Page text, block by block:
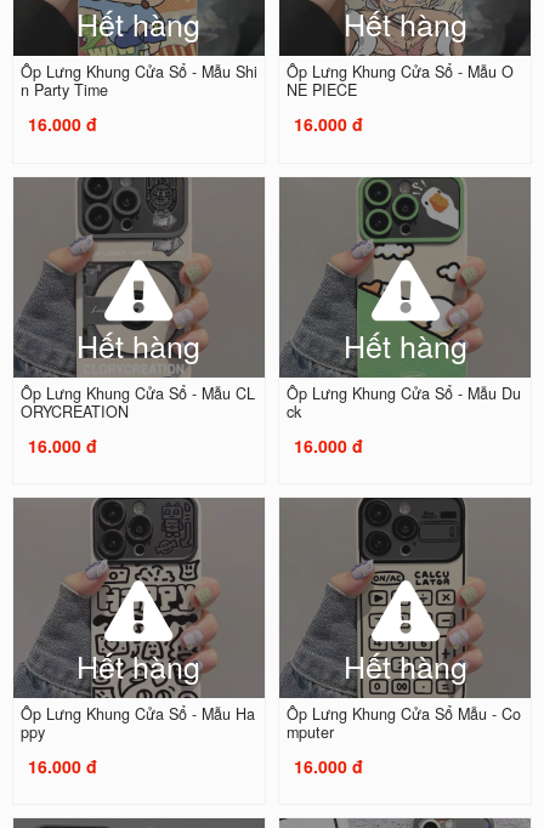
Hết hàng
Ốp Lưng Khung Cửa Sổ - Mẫu Shi
n Party Time
16.000 đ
Hết hàng
Ốp Lưng Khung Cửa Sổ - Mẫu O
NE PIECE
16.000 đ
Hết hàng
Ốp Lưng Khung Cửa Sổ - Mẫu CL
ORYCREATION
16.000 đ
Hết hàng
Ốp Lưng Khung Cửa Sổ - Mẫu Du
ck
16.000 đ
Hết hàng
Ốp Lưng Khung Cửa Sổ - Mẫu Ha
ppy
16.000 đ
Hết hàng
Ốp Lưng Khung Cửa Sổ Mẫu - Co
mputer
16.000 đ